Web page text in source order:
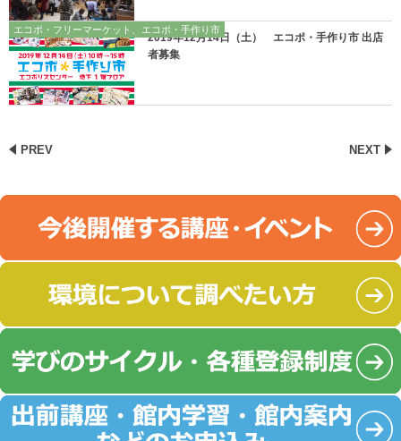
エコポ・フリーマーケット、エコポ・手作り市
2019年12月14日（土） エコポ・手作り市 出店
者募集
PREV NEXT